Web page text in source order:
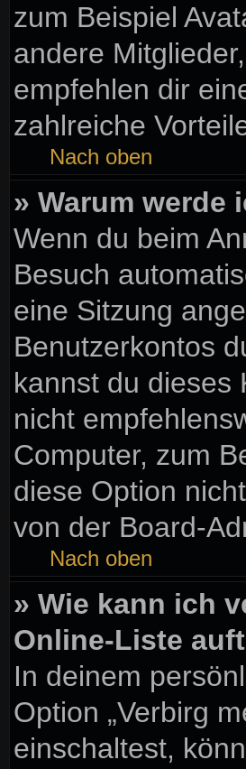
zum Beispiel
andere
empfehlen dir
zahlreiche
Nach oben
» Warum werde
Wenn du beim
Besuch
eine Sitzung
Benutzerkontos
kannst du dieses
nicht
Computer, zum
diese Option
von der Board-
Nach oben
» Wie kann ich
Online-Liste
In deinem
Option „Verbirg
einschaltest,